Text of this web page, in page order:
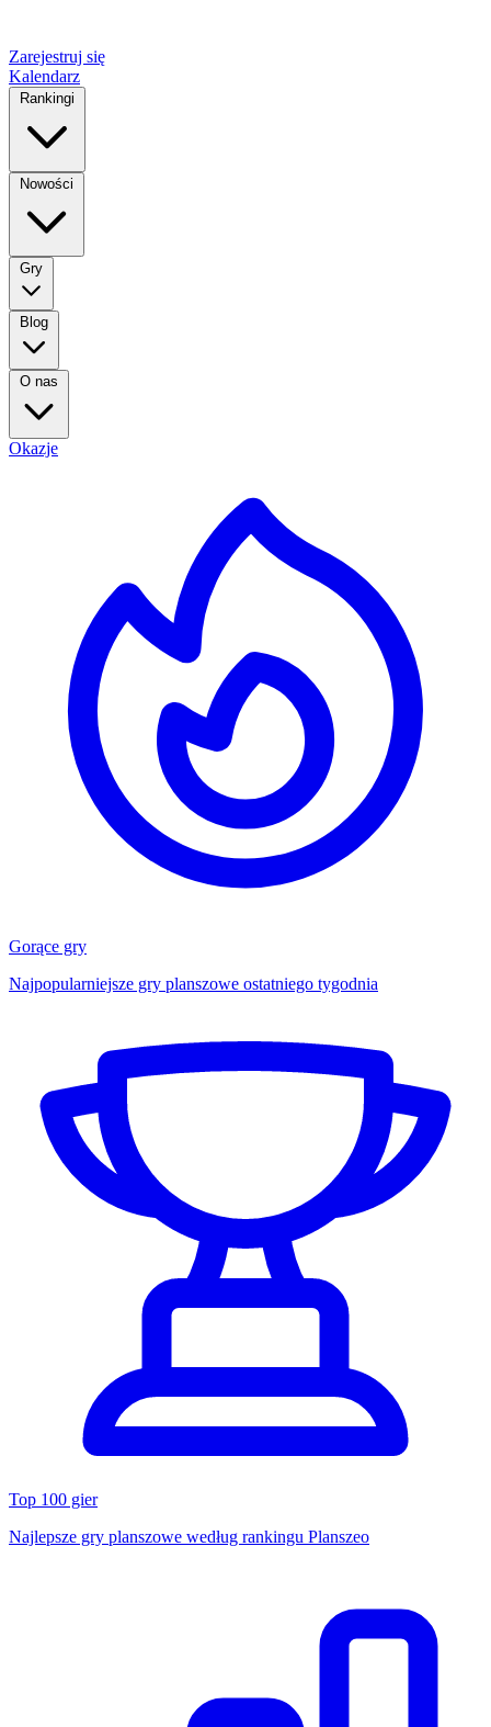
Zarejestruj się
Kalendarz
Rankingi
Nowości
Gry
Blog
O nas
Okazje
Gorące gry
Najpopularniejsze gry planszowe ostatniego tygodnia
Top 100 gier
Najlepsze gry planszowe według rankingu Planszeo